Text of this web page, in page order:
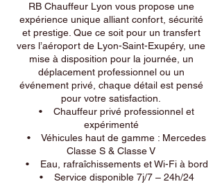
RB Chauffeur Lyon vous propose une
expérience unique alliant confort, sécurité
et prestige. Que ce soit pour un transfert
vers l’aéroport de Lyon-Saint-Exupéry, une
mise à disposition pour la journée, un
déplacement professionnel ou un
événement privé, chaque détail est pensé
pour votre satisfaction.
• Chauffeur privé professionnel et
expérimenté
• Véhicules haut de gamme : Mercedes
Classe S & Classe V
• Eau, rafraîchissements et Wi-Fi à bord
• Service disponible 7j/7 – 24h/24